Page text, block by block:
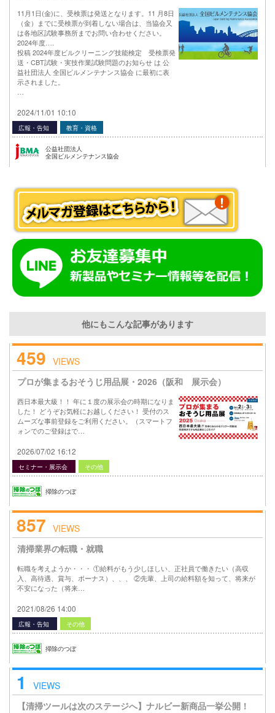
11月1日(金)に、受検票は発送となります。11 月8日
（金）までに受検票が到着しない場合は、当協会又
は各地区試験事務所までお問い合わせください。
2024年度….
投稿 2024年度ビルクリーニング技能検定 受検票発
送・CBT試験・実技作業試験問題のお知らせ は 公
益社団法人 全国ビルメンテナンス協会 に最初に表
示されました。
2024/11/01 10:10
広報・告知 教育・資格
公益社団法人
全国ビルメンテナンス協会
他にもこんな記事があります
459 VIEWS
プロが集まるおそうじ用品展・2026（阪和 展示会）
西日本最大級！！ 年に１度の展示会の時期になりま
した！ どうぞお気軽にお越しください！ 受付のス
ムーズな事前登録をご利用ください。（スマートフ
ォンでのご登録はで…
2026/07/02 16:12
セミナー・展示会 その他
掃除のつぼ
857 VIEWS
清掃業界の転職・就職
転職を考えようか・・・ ①給料がもう少しほしい、正社員で働きたい（高収
入、高待遇、賞与、ボーナス）、、、 ②先輩、上司の給料額を知って、将来が
不安になった（将来…
2021/08/26 14:00
広報・告知 その他
掃除のつぼ
1
VIEWS
【清掃ツールは次のステージへ】ナルビー新商品一挙公開！